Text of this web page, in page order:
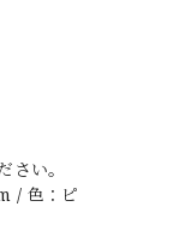
い。
/ 色：ピ